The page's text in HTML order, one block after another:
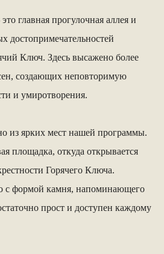
это главная прогулочная аллея и
достопримечательностей
Ключ. Здесь высажено более
создающих неповторимую
и умиротворения.
из ярких мест нашей программы.
площадка, откуда открывается
Горячего Ключа.
с формой камня, напоминающего
прост и доступен каждому